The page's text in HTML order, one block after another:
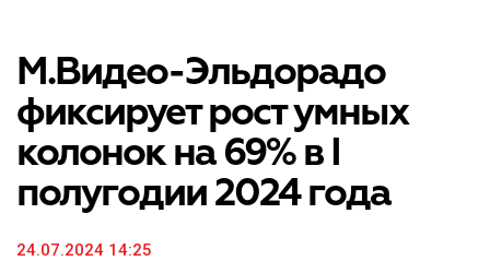
М.Видео-Эльдорадо
фиксирует рост умных
колонок на 69% в I
полугодии 2024 года
24.07.2024 14:25